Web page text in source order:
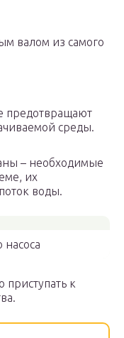
валом из самого
предотвращают
среды.
– необходимые
их
воды.
приступать к